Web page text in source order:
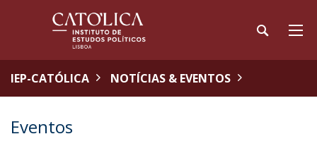
IEP-CATÓLICA NOTÍCIAS & EVENTOS
Eventos